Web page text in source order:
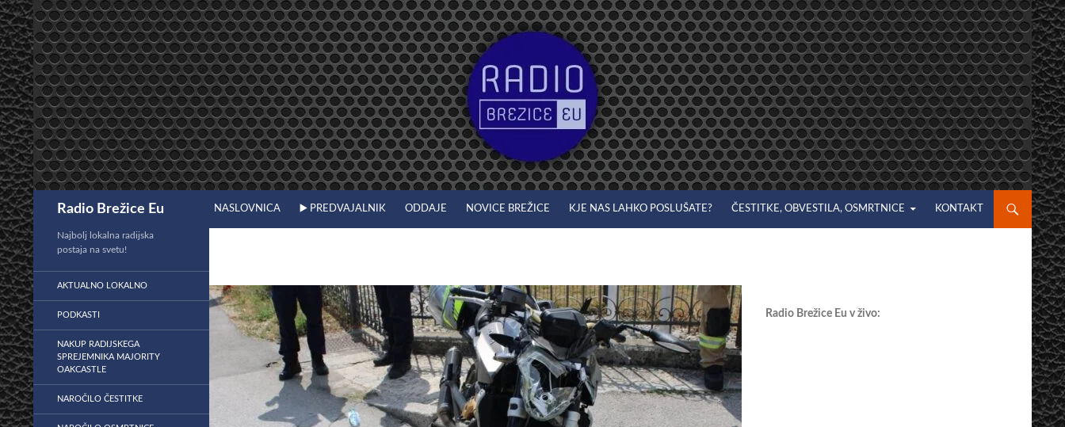
Preskoči
na
vsebino
Radio Brežice Eu NASLOVNICA ▶️ PREDVAJALNIK ODDAJE NOVICE BREŽICE KJE NAS LAHKO POSLUŠATE? ČESTITKE, OBVESTILA, OSMRTNICE KONTAKT
Radio Brežice Eu v živo:
Najbolj lokalna radijska
postaja na svetu!
AKTUALNO LOKALNO
PODKASTI
NAKUP RADIJSKEGA
SPREJEMNIKA MAJORITY
OAKCASTLE
NAROČILO ČESTITKE